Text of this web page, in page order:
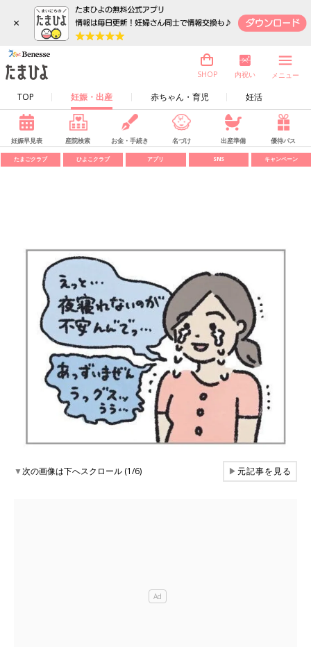
×
TOP 妊娠・出産 赤ちゃん・育児 妊活
SHOP 内祝い メニュー
妊娠早見表 産院検索 お金・手続き 名づけ 出産準備 優待パス
たまごクラブ ひよこクラブ アプリ SNS キャンペーン
▼次の画像は下へスクロール (1/6) ▶元記事を見る